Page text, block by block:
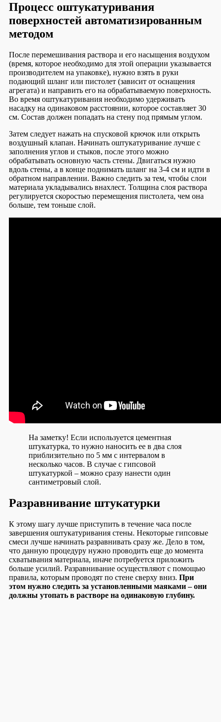
Процесс оштукатуривания
поверхностей автоматизированным
методом
После перемешивания раствора и его насыщения воздухом
(время, которое необходимо для этой операции указывается
производителем на упаковке), нужно взять в руки
подающий шланг или пистолет (зависит от оснащения
агрегата) и направить его на обрабатываемую поверхность.
Во время оштукатуривания необходимо удерживать
насадку на одинаковом расстоянии, которое составляет 30
см. Состав должен попадать на стену под прямым углом.
Затем следует нажать на спусковой крючок или открыть
воздушный клапан. Начинать оштукатуривание лучше с
заполнения углов и стыков, после этого можно
обрабатывать основную часть стены. Двигаться нужно
вдоль стены, а в конце поднимать шланг на 3-4 см и идти в
обратном направлении. Важно следить за тем, чтобы слои
материала укладывались внахлест. Толщина слоя раствора
регулируется скоростью перемещения пистолета, чем она
больше, тем тоньше слой.
На заметку! Если используется цементная
штукатурка, то нужно наносить ее в два слоя
приблизительно по 5 мм с интервалом в
несколько часов. В случае с гипсовой
штукатуркой – можно сразу нанести один
сантиметровый слой.
Разравнивание штукатурки
К этому шагу лучше приступить в течение часа после
завершения оштукатуривания стены. Некоторые гипсовые
смеси лучше начинать разравнивать сразу же. Дело в том,
что данную процедуру нужно проводить еще до момента
схватывания материала, иначе потребуется приложить
больше усилий. Разравнивание осуществляют с помощью
правила, которым проводят по стене сверху вниз. При
этом нужно следить за установленными маяками – они
должны утопать в растворе на одинаковую глубину.